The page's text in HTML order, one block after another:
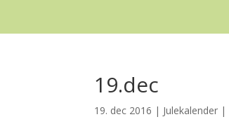
19.dec
19. dec 2016 | Julekalender |